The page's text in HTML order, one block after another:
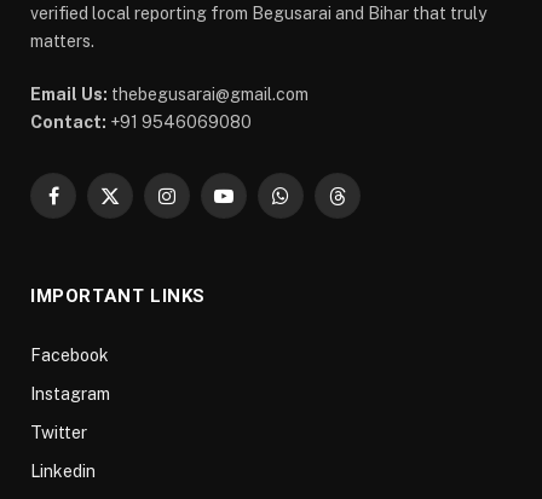
verified local reporting from Begusarai and Bihar that truly
matters.
Email Us: thebegusarai@gmail.com
Contact: +91 9546069080
Facebook
X
InstagramYouTubeWhatsAppThreads
IMPORTANT LINKS
Facebook
Instagram
Twitter
Linkedin